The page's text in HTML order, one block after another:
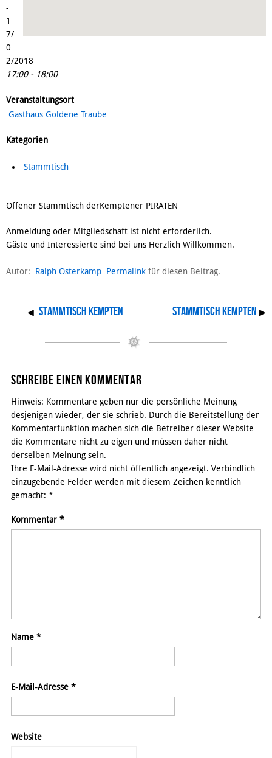
-
1
7/
0
2/2018
17:00 - 18:00
Veranstaltungsort
Gasthaus Goldene Traube
Kategorien
Stammtisch
Offener Stammtisch derKemptener PIRATEN
Anmeldung oder Mitgliedschaft ist nicht erforderlich.
Gäste und Interessierte sind bei uns Herzlich Willkommen.
Autor: Ralph Osterkamp Permalink für diesen Beitrag.
◀ Stammtisch Kempten Stammtisch Kempten ▶
Schreibe einen Kommentar
Hinweis: Kommentare geben nur die persönliche Meinung
desjenigen wieder, der sie schrieb. Durch die Bereitstellung der
Kommentarfunktion machen sich die Betreiber dieser Website
die Kommentare nicht zu eigen und müssen daher nicht
derselben Meinung sein.
Ihre E-Mail-Adresse wird nicht öffentlich angezeigt. Verbindlich
einzugebende Felder werden mit diesem Zeichen kenntlich
gemacht: *
Kommentar *
Name *
E-Mail-Adresse *
Website